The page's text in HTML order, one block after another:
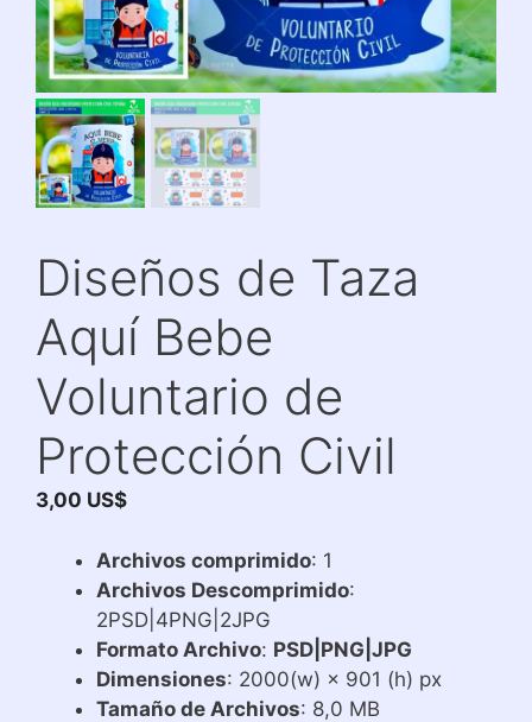
Diseños de Taza
Aquí Bebe
Voluntario de
Protección Civil
3,00 US$
Archivos comprimido: 1
Archivos Descomprimido:
2PSD|4PNG|2JPG
Formato Archivo: PSD|PNG|JPG
Dimensiones: 2000(w) × 901 (h) px
Tamaño de Archivos: 8,0 MB